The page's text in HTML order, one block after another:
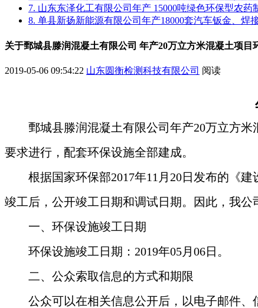
7. 山东东泽化工有限公司年产 15000吨绿色环保型农
8. 单县新扬新能源有限公司年产18000套汽车钣金、焊
关于鄄城县滕润混凝土有限公司 年产20万立方米混凝土项目
2019-05-06 09:54:22 山东圆衡检测科技有限公司 阅读
鄄城县滕润混凝土有限公司 年产20万立方米
要求进行，配套环保设施全部建成。
根据国家环保部2017年11月20日发布的《
竣工后，公开竣工日期和调试日期。因此，我公
一、环保设施竣工日期
环保设施竣工日期：2019年05月 06日。
二、公众索取信息的方式和期限
公众可以在相关信息公开后，以电子邮件、